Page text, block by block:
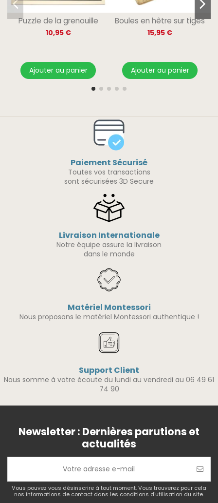
Puzzle de la grenouille
10,95 €
Ajouter au panier
Boules en hêtre sur tiges
15,95 €
Ajouter au panier
Paiement Sécurisé
Toutes vos transactions
sont sécurisées 3D Secure
Livraison Internationale
Notre équipe assure la livraison
dans le monde
Matériel Montessori
Nous proposons le matériel Montessori authentique !
Support Client
Nous somme à votre écoute du lundi au vendredi au 06 49 61
74 90
Newsletter : Dernières parutions et
actualités
Vous pouvez vous désinscrire à tout moment. Vous trouverez pour cela
nos informations de contact dans les conditions d'utilisation du site.